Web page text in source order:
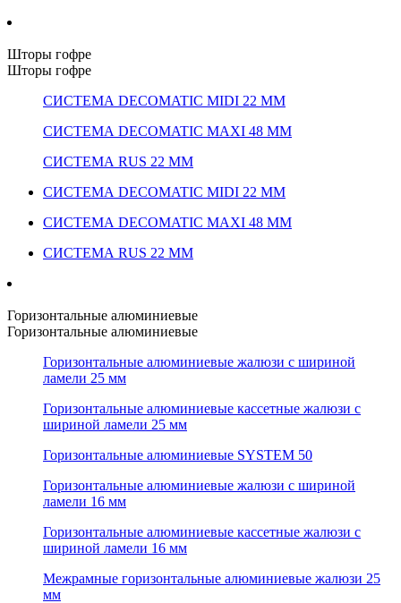
Шторы гофре
Шторы гофре
СИСТЕМА DECOMATIC MIDI 22 ММ
СИСТЕМА DECOMATIC MAXI 48 ММ
СИСТЕМА RUS 22 ММ
СИСТЕМА DECOMATIC MIDI 22 ММ
СИСТЕМА DECOMATIC MAXI 48 ММ
СИСТЕМА RUS 22 ММ
Горизонтальные алюминиевые
Горизонтальные алюминиевые
Горизонтальные алюминиевые жалюзи с шириной
ламели 25 мм
Горизонтальные алюминиевые кассетные жалюзи с
шириной ламели 25 мм
Горизонтальные алюминиевые SYSTEM 50
Горизонтальные алюминиевые жалюзи с шириной
ламели 16 мм
Горизонтальные алюминиевые кассетные жалюзи с
шириной ламели 16 мм
Межрамные горизонтальные алюминиевые жалюзи 25
мм